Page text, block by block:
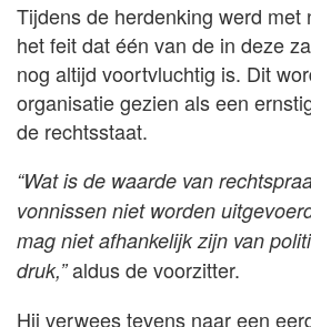
Tijdens de herdenking werd met
het feit dat één van de in deze
nog altijd voortvluchtig is. Dit
organisatie gezien als een
de rechtsstaat.
“Wat is de waarde van
vonnissen niet worden
mag niet afhankelijk zijn van
druk,”aldus de voorzitter.
Hij verwees tevens naar een